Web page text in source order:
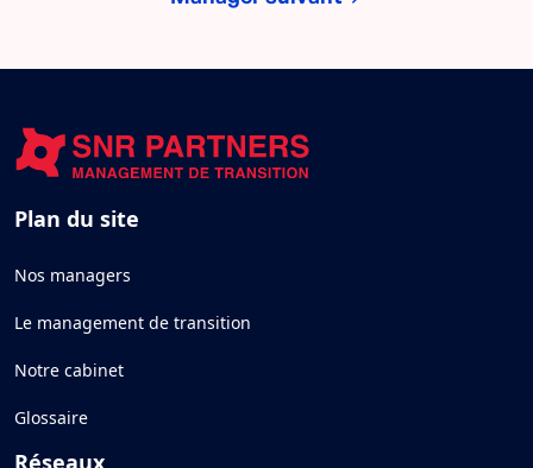
Plan du site
Nos managers
Le management de transition
Notre cabinet
Glossaire
Réseaux